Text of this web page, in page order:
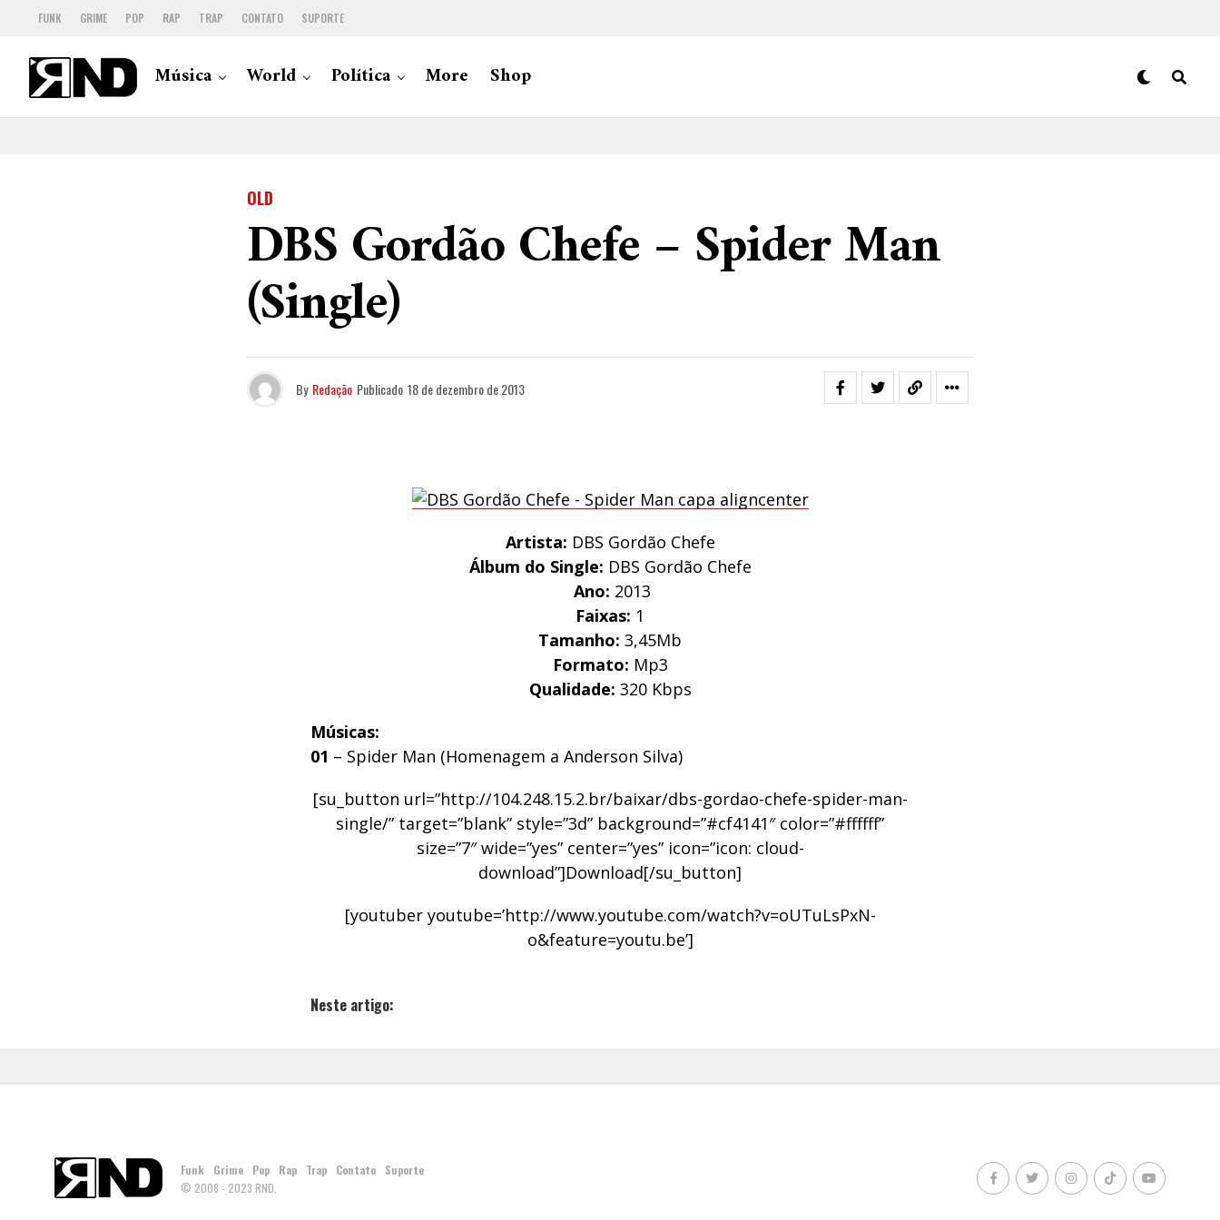
FUNK GRIME POP RAP TRAP CONTATO SUPORTE
Música World Política More Shop
OLD
DBS Gordão Chefe – Spider Man
(Single)
By Redação Publicado 18 de dezembro de 2013
Artista: DBS Gordão Chefe
Álbum do Single: DBS Gordão Chefe
Ano: 2013
Faixas: 1
Tamanho: 3,45Mb
Formato: Mp3
Qualidade: 320 Kbps
Músicas:
01 – Spider Man (Homenagem a Anderson Silva)
[su_button url=”http://104.248.15.2.br/baixar/dbs-gordao-chefe-spider-man-
single/” target=”blank” style=”3d” background=”#cf4141″ color=”#ffffff”
size=”7″ wide=”yes” center=”yes” icon=”icon: cloud-
download”]Download[/su_button]
[youtuber youtube=’http://www.youtube.com/watch?v=oUTuLsPxN-
o&feature=youtu.be’]
Neste artigo:
Funk Grime Pop Rap Trap Contato
Suporte
© 2008 - 2023 RND.